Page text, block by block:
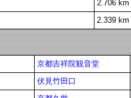
2.706 km
2.339 km
京都吉祥院観音堂
伏見竹田口